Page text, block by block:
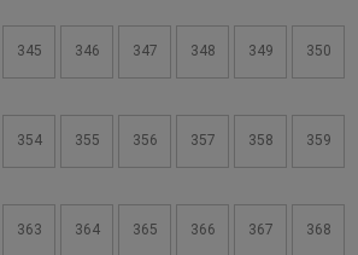
345 346 347 348 349 350
354 355 356 357 358 359
363 364 365 366 367 368